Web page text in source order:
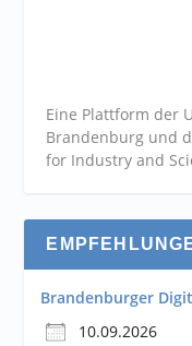
Eine Plattform der
Brandenburg und
for Industry and
Brandenburger
10.09.2026